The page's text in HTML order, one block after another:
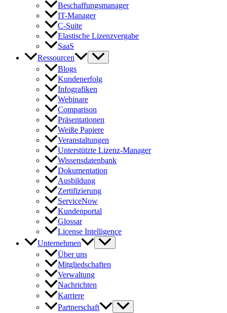
Beschaffungsmanager
IT-Manager
C-Suite
Elastische Lizenzvergabe
SaaS
Ressourcen
Blogs
Kundenerfolg
Infografiken
Webinare
Comparison
Präsentationen
Weiße Papiere
Veranstaltungen
Unterstützte Lizenz-Manager
Wissensdatenbank
Dokumentation
Ausbildung
Zertifizierung
ServiceNow
Kundenportal
Glossar
License Intelligence
Unternehmen
Über uns
Mitgliedschaften
Verwaltung
Nachrichten
Karriere
Partnerschaft